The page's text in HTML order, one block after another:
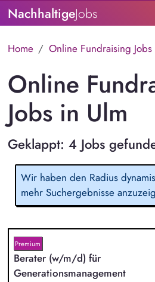
NachhaltigeJobs
Home Online Fundraising Jobs
Online
Jobs in Ulm
Geklappt: 4 Jobs
Wir haben den Radius
mehr Suchergebnisse
Premium
Berater (w/m/d) für
Generationsmanagement